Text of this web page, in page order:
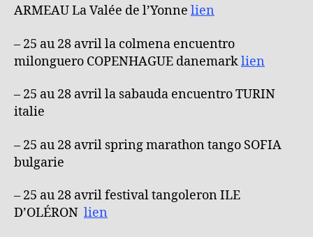
ARMEAU La Valée de l’Yonne lien
– 25 au 28 avril la colmena encuentro
milonguero COPENHAGUE danemarklien
– 25 au 28 avril la sabauda encuentro TURIN
italie
– 25 au 28 avril spring marathon tango SOFIA
bulgarie
– 25 au 28 avril festival tangoleron ILE
D’OLÉRON lien